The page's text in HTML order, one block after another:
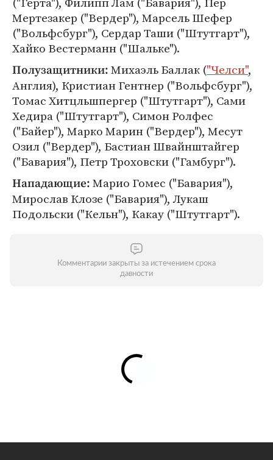
Мертезакер ("Вердер"), Марсель Шефер
("Вольфсбург"), Сердар Таши ("Штутгарт"),
Хайко Вестерманн ("Шальке").
Полузащитники: Михаэль Баллак ("Челси",
Англия), Кристиан Гентнер ("Вольфсбург"),
Томас Хитцльшпергер ("Штутгарт"), Сами
Хедира ("Штутгарт"), Симон Ролфес
("Байер"), Марко Марин ("Вердер"), Месут
Озил ("Вердер"), Бастиан Швайнштайгер
("Бавария"), Петр Троховски ("Гамбург").
Нападающие: Марио Гомес ("Бавария"),
Мирослав Клозе ("Бавария"), Лукаш
Подольски ("Кельн"), Какау ("Штутгарт").
Комментарии закрыты за истечением срока
давности